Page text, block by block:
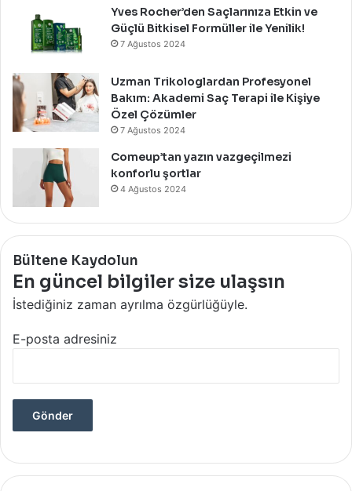
Yves Rocher’den Saçlarınıza Etkin ve
Güçlü Bitkisel Formüller ile Yenilik!
7 Ağustos 2024
Uzman Trikologlardan Profesyonel
Bakım: Akademi Saç Terapi ile Kişiye
Özel Çözümler
7 Ağustos 2024
Comeup’tan yazın vazgeçilmezi
konforlu şortlar
4 Ağustos 2024
Bültene Kaydolun
En güncel bilgiler size ulaşsın
İstediğiniz zaman ayrılma özgürlüğüyle.
E-posta adresiniz